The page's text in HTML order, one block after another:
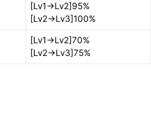
[Lv1→Lv2]95%
[Lv2→Lv3]100%
[Lv1→Lv2]70%
[Lv2→Lv3]75%